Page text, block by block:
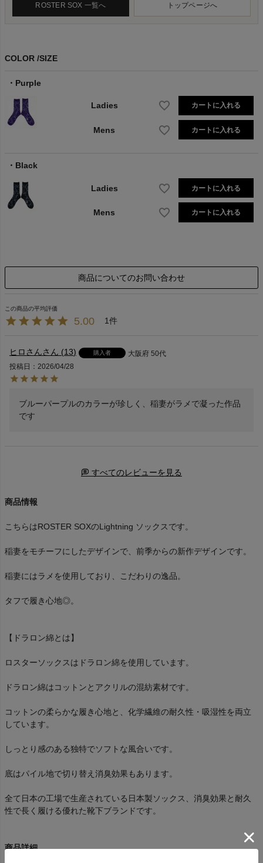
ROSTER SOX 一覧へ トップページへ
COLOR SIZE
Purple
Ladies カートに入れる
Mens カートに入れる
Black
Ladies カートに入れる
Mens カートに入れる
商品についてのお問い合わせ
5.00 1
ヒロさん 13 購入者 大阪府 50代
投稿日
2026/04/28
ブルーパープルのカラーが珍しく、稲妻がラメで凝った作品
です
すべてのレビューを見る
商品情報
こちらはROSTER SOXのLightning ソックスです。
稲妻をモチーフにしたデザインで、前季からの新作デザインです。
稲妻にはラメを使用しており、こだわりの逸品。
タフで履き心地◎。
【ドラロン綿とは】
ロスターソックスはドラロン綿を使用しています。
ドラロン綿はコットンとアクリルの混紡素材です。
コットンの柔らかな履き心地と、化学繊維の耐久性・吸湿性を両立
しています。
しっとり感のある独特でソフトな風合いです。
底はパイル地で切り替え消臭効果もあります。
全て日本の工場で生産されている日本製ソックス、消臭効果と耐久
性で長く履ける優れた靴下ブランドです。
商品詳細